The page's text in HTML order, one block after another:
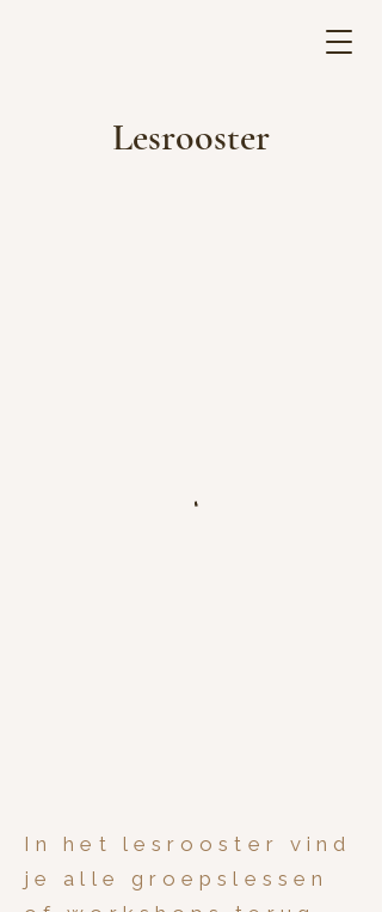
Lesrooster
In het lesrooster vind
je alle groepslessen